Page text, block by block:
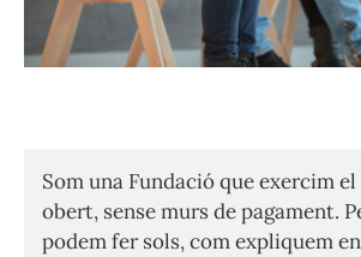
Som una Fundació que exercim
obert, sense murs de pagament.
podem fer sols, com expliquem en